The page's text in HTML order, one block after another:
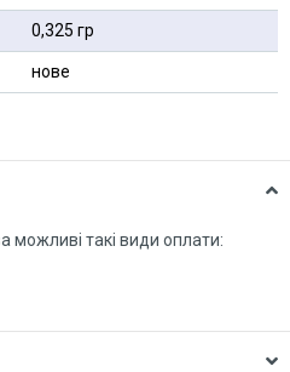
0,325 гр
нове
можливі такі види оплати: